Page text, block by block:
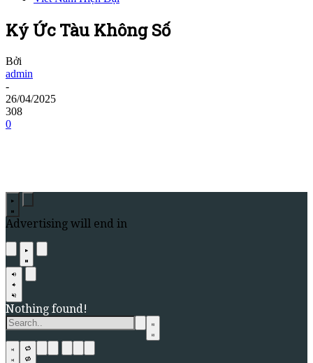
Ký Ức Tàu Không Số
Bởi
admin
-
26/04/2025
308
0
Advertising will end in
Nothing found!